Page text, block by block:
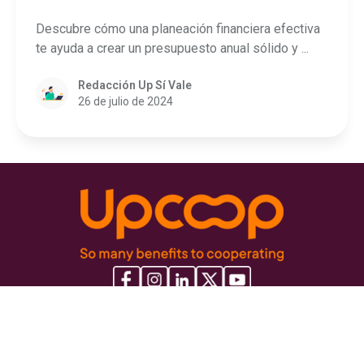
Descubre cómo una planeación financiera efectiva
te ayuda a crear un presupuesto anual sólido y ...
Redacción Up Sí Vale
26 de julio de 2024